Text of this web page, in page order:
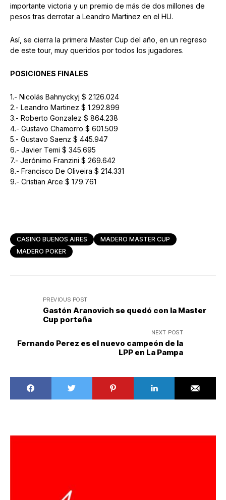
importante victoria y un premio de más de dos millones de
pesos tras derrotar a Leandro Martinez en el HU.
Así, se cierra la primera Master Cup del año, en un regreso
de este tour, muy queridos por todos los jugadores.
POSICIONES FINALES
1.- Nicolás Bahnyckyj $ 2.126.024
2.- Leandro Martinez $ 1.292.899
3.- Roberto Gonzalez $ 864.238
4.- Gustavo Chamorro $ 601.509
5.- Gustavo Saenz $ 445.947
6.- Javier Temi $ 345.695
7.- Jerónimo Franzini $ 269.642
8.- Francisco De Oliveira $ 214.331
9.- Cristian Arce $ 179.761
CASINO BUENOS AIRES
MADERO MASTER CUP
MADERO POKER
PREVIOUS POST
Gastón Aranovich se quedó con la Master
Cup porteña
NEXT POST
Fernando Perez es el nuevo campeón de la
LPP en La Pampa